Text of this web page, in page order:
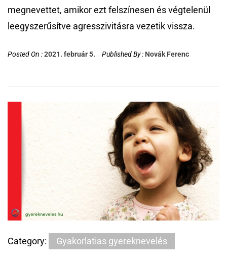
megnevettet, amikor ezt felszínesen és végtelenül
leegyszerűsítve agresszivitásra vezetik vissza.
Posted On :2021. február 5. Published By : Novák Ferenc
Category: Gyakorlatias gyereknevelés